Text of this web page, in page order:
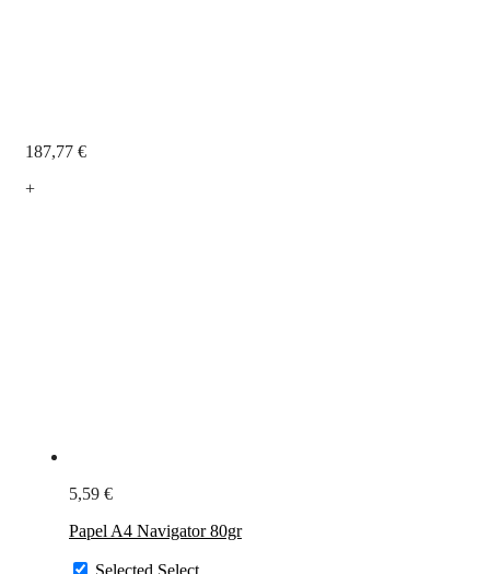
187,77 €
+
5,59 €
Papel A4 Navigator 80gr